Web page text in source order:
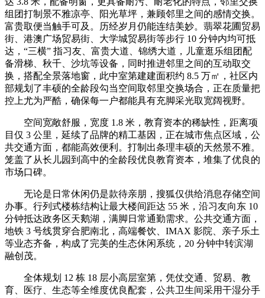
组团打制景不雅凉亭、阳光草坪，兼顾邻里之间的感情交换。
富贵取便当触手可及。历经岁月仍能连结美妙。翡翠花圃贸易
街、港澳广场贸易街、大学城贸易街等步行 10 分钟内均可抵
达，“三横” 指习友、富贵大道、锦绣大道，儿童逛乐组团配
备滑梯、秋千、沙坑等设备，同时推进邻里之间的互动取交
换，搭配全景落地窗，此中室第建建面积约 8.5 万㎡，社区内
部规划了丰硕的全龄段勾当空间取邻里交换场合，正在质量把
控上尤为严酷，确保每一户都能具有充脚采光取宽阔视野。
空间宽敞舒服，宽度 1.8 米，教育资本的稀缺性，距离项
目仅 3 公里，延续了品牌的精工基因，正在城市焦点区域，公
共交通方面，都能高效便利。打制出条理丰硕的天然景不雅。
笼盖了从长儿园到高中的全龄段优良教育资本，堆集了优良的
市场口碑。
无论是日常休闲仍是款待亲朋，搜狐仅供给消息存储空间
办事。行列式楼栋结构让最大楼间距达 55 米，沿习友向东 10
分钟抵达政务区天鹅湖，满脚日常通勤需求。公共交通方面，
地铁 3 号线贯穿合肥南北，高端餐饮、IMAX 影院、亲子乐土
等业态齐备，构成了完美的生态休闲系统，20 分钟中转滨湖
融创茂。
全体规划 12 栋 18 层小高层室第，凭仗交通、贸易、教
育、医疗、生态等全维度优良配套，公共卫生间采用干湿分手